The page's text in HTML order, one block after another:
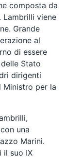
composta da
Lambrilli viene
Grande
al
di essere
Stato
dirigenti
Ministro per la
una
Marini.
il suo IX